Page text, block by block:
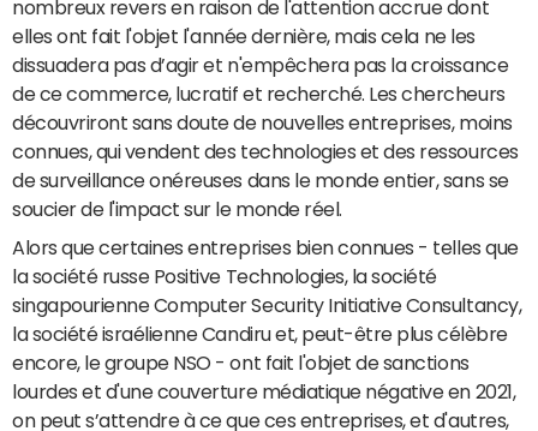
nombreux revers en raison de l'attention accrue dont
elles ont fait l'objet l'année dernière, mais cela ne les
dissuadera pas d’agir et n'empêchera pas la croissance
de ce commerce, lucratif et recherché. Les chercheurs
découvriront sans doute de nouvelles entreprises, moins
connues, qui vendent des technologies et des ressources
de surveillance onéreuses dans le monde entier, sans se
soucier de l'impact sur le monde réel.
Alors que certaines entreprises bien connues - telles que
la société russe Positive Technologies, la société
singapourienne Computer Security Initiative Consultancy,
la société israélienne Candiru et, peut-être plus célèbre
encore, le groupe NSO - ont fait l'objet de sanctions
lourdes et d'une couverture médiatique négative en 2021,
on peut s’attendre à ce que ces entreprises, et d'autres,